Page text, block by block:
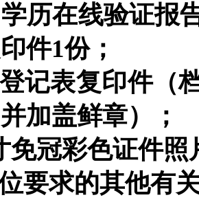
学历在线验证报
件1份；
记表复印件（
加盖鲜章）；
免冠彩色证件照
要求的其他有